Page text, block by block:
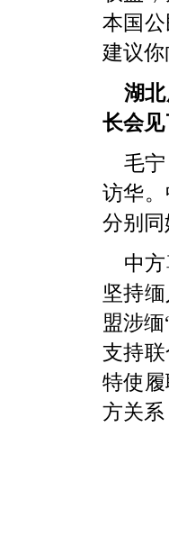
本国
建议你
湖
长会
毛
访华
分别
中
坚持
盟涉
支持
特使
方关